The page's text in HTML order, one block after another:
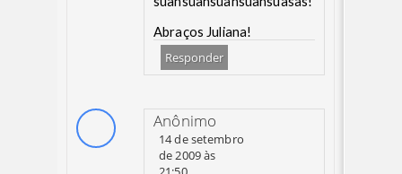
Abraços Juliana!
Responder
Anônimo
14 de setembro
de 2009 às